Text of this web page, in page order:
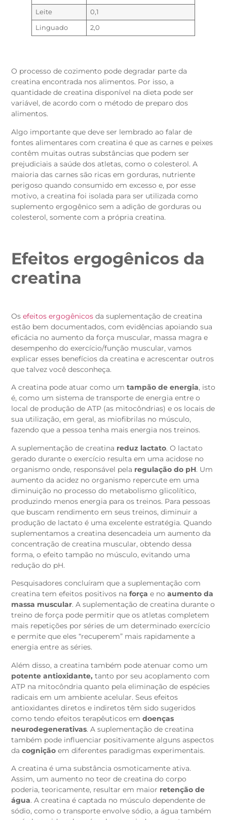
Leite 0,1
Linguado 2,0
O processo de cozimento pode degradar parte da
creatina encontrada nos alimentos. Por isso, a
quantidade de creatina disponível na dieta pode ser
variável, de acordo com o método de preparo dos
alimentos.
Algo importante que deve ser lembrado ao falar de
fontes alimentares com creatina é que as carnes e peixes
contêm muitas outras substâncias que podem ser
prejudiciais a saúde dos atletas, como o colesterol. A
maioria das carnes são ricas em gorduras, nutriente
perigoso quando consumido em excesso e, por esse
motivo, a creatina foi isolada para ser utilizada como
suplemento ergogênico sem a adição de gorduras ou
colesterol, somente com a própria creatina.
Efeitos ergogênicos da
creatina
Osefeitos ergogênicos da suplementação de creatina
estão bem documentados, com evidências apoiando sua
eficácia no aumento da força muscular, massa magra e
desempenho do exercício/função muscular, vamos
explicar esses benefícios da creatina e acrescentar outros
que talvez você desconheça.
A creatina pode atuar como umtampão de energia, isto
é, como um sistema de transporte de energia entre o
local de produção de ATP (as mitocôndrias) e os locais de
sua utilização, em geral, as miofibrilas no músculo,
fazendo que a pessoa tenha mais energia nos treinos.
A suplementação de creatina reduz lactato. O lactato
gerado durante o exercício resulta em uma acidose no
organismo onde, responsável pela regulação do pH. Um
aumento da acidez no organismo repercute em uma
diminuição no processo do metabolismo glicolítico,
produzindo menos energia para os treinos. Para pessoas
que buscam rendimento em seus treinos, diminuir a
produção de lactato é uma excelente estratégia. Quando
suplementamos a creatina desencadeia um aumento da
concentração de creatina muscular, obtendo dessa
forma, o efeito tampão no músculo, evitando uma
redução do pH.
Pesquisadores concluíram que a suplementação com
creatina tem efeitos positivos naforçae noaumento da
massa muscular. A suplementação de creatina durante o
treino de força pode permitir que os atletas completem
mais repetições por séries de um determinado exercício
e permite que eles “recuperem” mais rapidamente a
energia entre as séries.
Além disso, a creatina também pode atenuar como um
potente antioxidante, tanto por seu acoplamento com
ATP na mitocôndria quanto pela eliminação de espécies
radicais em um ambiente acelular. Seus efeitos
antioxidantes diretos e indiretos têm sido sugeridos
como tendo efeitos terapêuticos emdoenças
neurodegenerativas. A suplementação de creatina
também pode influenciar positivamente alguns aspectos
dacognição em diferentes paradigmas experimentais.
A creatina é uma substância osmoticamente ativa.
Assim, um aumento no teor de creatina do corpo
poderia, teoricamente, resultar em maior retenção de
água. A creatina é captada no músculo dependente de
sódio, como o transporte envolve sódio, a água também